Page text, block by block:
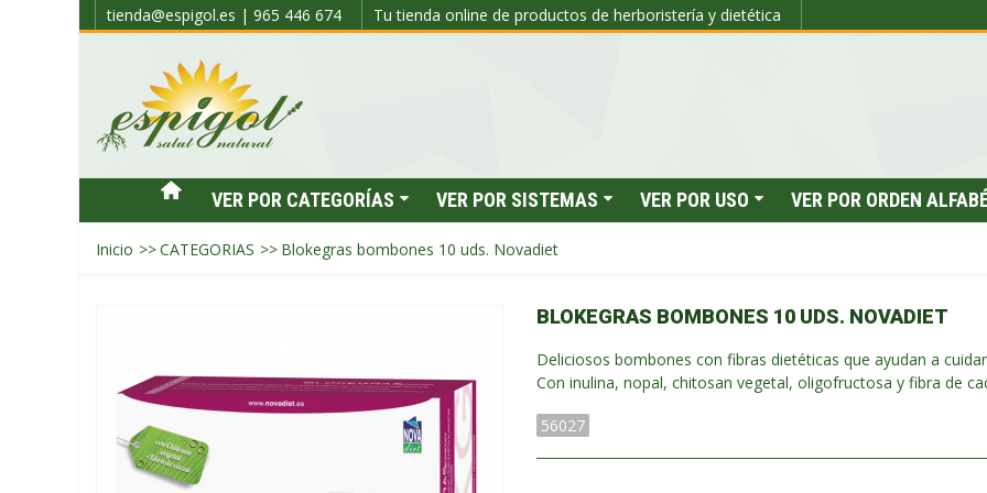
tienda@espigol.es | 965 446 674 Tu tienda online de productos de herboristería y dietética
VER POR CATEGORÍAS VER POR SISTEMAS VER POR USO VER POR ORDEN
Inicio >>CATEGORIAS >> Blokegras bombones 10 uds. Novadiet
BLOKEGRAS BOMBONES 10 UDS. NOVADIET
Deliciosos bombones con fibras dietéticas que ayudan a
Con inulina, nopal, chitosan vegetal, oligofructosa y fibra de
56027